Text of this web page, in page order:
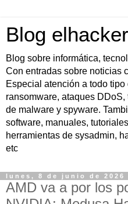
Blog
Blog sobre informática,
Con entradas sobre noticias
Especial atención a todo tipo
ransomware, ataques
de malware y spyware.
software, manuales,
herramientas de sysadmin,
etc
lunes, 8 de junio de 2026
AMD va a por los